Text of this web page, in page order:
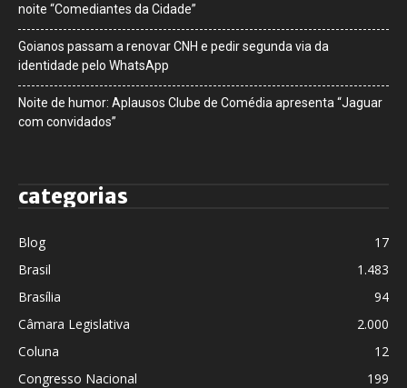
noite “Comediantes da Cidade”
Goianos passam a renovar CNH e pedir segunda via da
identidade pelo WhatsApp
Noite de humor: Aplausos Clube de Comédia apresenta “Jaguar
com convidados”
categorias
Blog
17
Brasil
1.483
Brasília
94
Câmara Legislativa
2.000
Coluna
12
Congresso Nacional
199